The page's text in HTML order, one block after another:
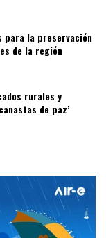
la preservación
de la región
rurales y
de paz’